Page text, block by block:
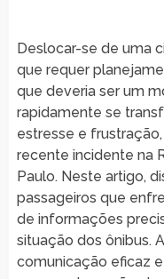
Deslocar-se de uma
que requer
que deveria ser um
rapidamente se
estresse e
recente incidente na
Paulo. Neste artigo,
passageiros que
de informações
situação dos ônibus.
comunicação eficaz